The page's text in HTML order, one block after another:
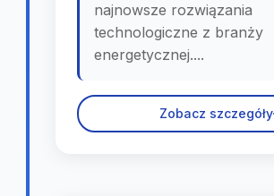
najnowsze rozwiązania
technologiczne z branży
energetycznej....
Zobacz szczegóły